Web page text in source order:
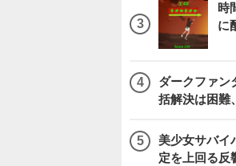
時
に
ダークファン
括解決は困難
美少女サバイ
定を上回る反